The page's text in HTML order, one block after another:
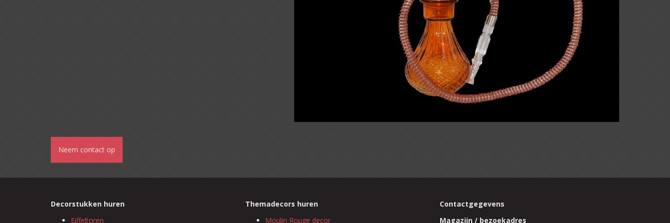
Neem contact op
Decorstukken huren
Eiffeltoren
Themadecors huren
Moulin Rouge decor
Contactgegevens
Magazijn / bezoekadres